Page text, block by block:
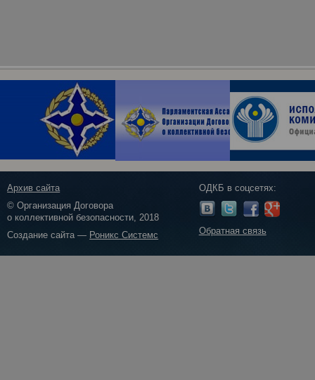
Архив сайта
© Организация Договора
о коллективной безопасности, 2018
Создание сайта — Роникс Системс
ОДКБ в соцсетях:
Обратная связь